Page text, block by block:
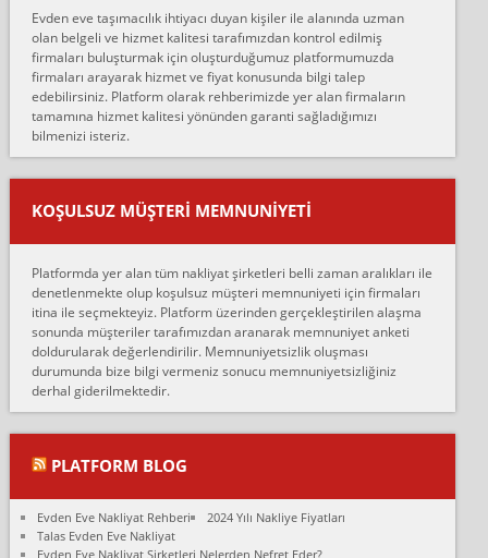
çalıştıklarını, müş...
Ahmet:
Lüleburgaz güngünes evden eve naklyat eşyalarımı taşımak için
anlaştık sabah eve geldiklerinde de eşyalarımı düzgün şekilde
sarcaz demelerine r...
mehmet güldü:
Ankara ALİCANLAR NAKLİYAT Tutarsız ve ticari ahlak problemleri
var verdikleri fiyat teklifini arttırdılar. Sonrasında taşıma gününde
oldukça tutarsı...
Ankara Alicanlar naklyat tel 5465524025. 2600 TL'ye ankaradan
Konya ya Alicanlar naklyat la anlaştık bu şahıs evin taşınacağı gün
fiyatın mazoto gele...
Fatih kokmese:
Diyarbakır dan eşyamı getirtmek için anlaştım sözleşme yaptım.
Son anda fiyat artırdılar.. mecburiyetten tasittim.. bu kişiler ağrılı
Ali:
olduk. Asansörlü dediler sonra uraya asansör kurulmaz dediler
fark istediler. ortada asa...
Evden eve taşımacılık ihtiyacı duyan kişiler ile alanında uzman
olan belgeli ve hizmet kalitesi tarafımızdan kontrol edilmiş
firmaları buluşturmak için oluşturduğumuz platformumuzda
firmaları arayarak hizmet ve fiyat konusunda bilgi talep
edebilirsiniz. Platform olarak rehberimizde yer alan firmaların
tamamına hizmet kalitesi yönünden garanti sağladığımızı
bilmenizi isteriz.
KOŞULSUZ MÜŞTERI MEMNUNIYETI
Platformda yer alan tüm nakliyat şirketleri belli zaman aralıkları ile
denetlenmekte olup koşulsuz müşteri memnuniyeti için firmaları
itina ile seçmekteyiz. Platform üzerinden gerçekleştirilen alaşma
sonunda müşteriler tarafımızdan aranarak memnuniyet anketi
doldurularak değerlendirilir. Memnuniyetsizlik oluşması
durumunda bize bilgi vermeniz sonucu memnuniyetsizliğiniz
derhal giderilmektedir.
PLATFORM BLOG
Evden Eve Nakliyat Rehberi
2024 Yılı Nakliye Fiyatları
Talas Evden Eve Nakliyat
Evden Eve Nakliyat Şirketleri Nelerden Nefret Eder?